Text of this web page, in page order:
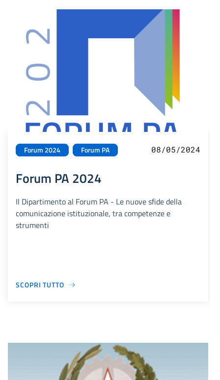
Forum 2024 Forum PA 08/05/2024
Forum PA 2024
Il Dipartimento al Forum PA - Le nuove sfide della
comunicazione istituzionale, tra competenze e
strumenti
SCOPRI TUTTO